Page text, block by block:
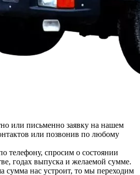
или письменно заявку на нашем
или позвонив по любому
телефону, спросим о состоянии
годах выпуска и желаемой сумме.
сумма нас устроит, то мы переходим